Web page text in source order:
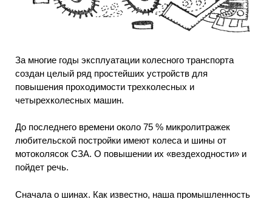
За многие годы эксплуатации колесного транспорта
создан целый ряд простейших устройств для
повышения проходимости трехколесных и
четырехколесных машин.
До последнего времени около 75 % микролитражек
любительской постройки имеют колеса и шины от
мотоколясок СЗА. О повышении их «вездеходности» и
пойдет речь.
Сначала о шинах. Как известно, наша промышленность